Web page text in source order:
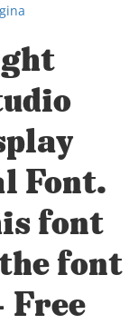
Font.
font
font
Free